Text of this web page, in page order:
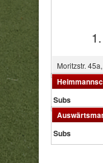
Moritzstr.
Subs
Subs